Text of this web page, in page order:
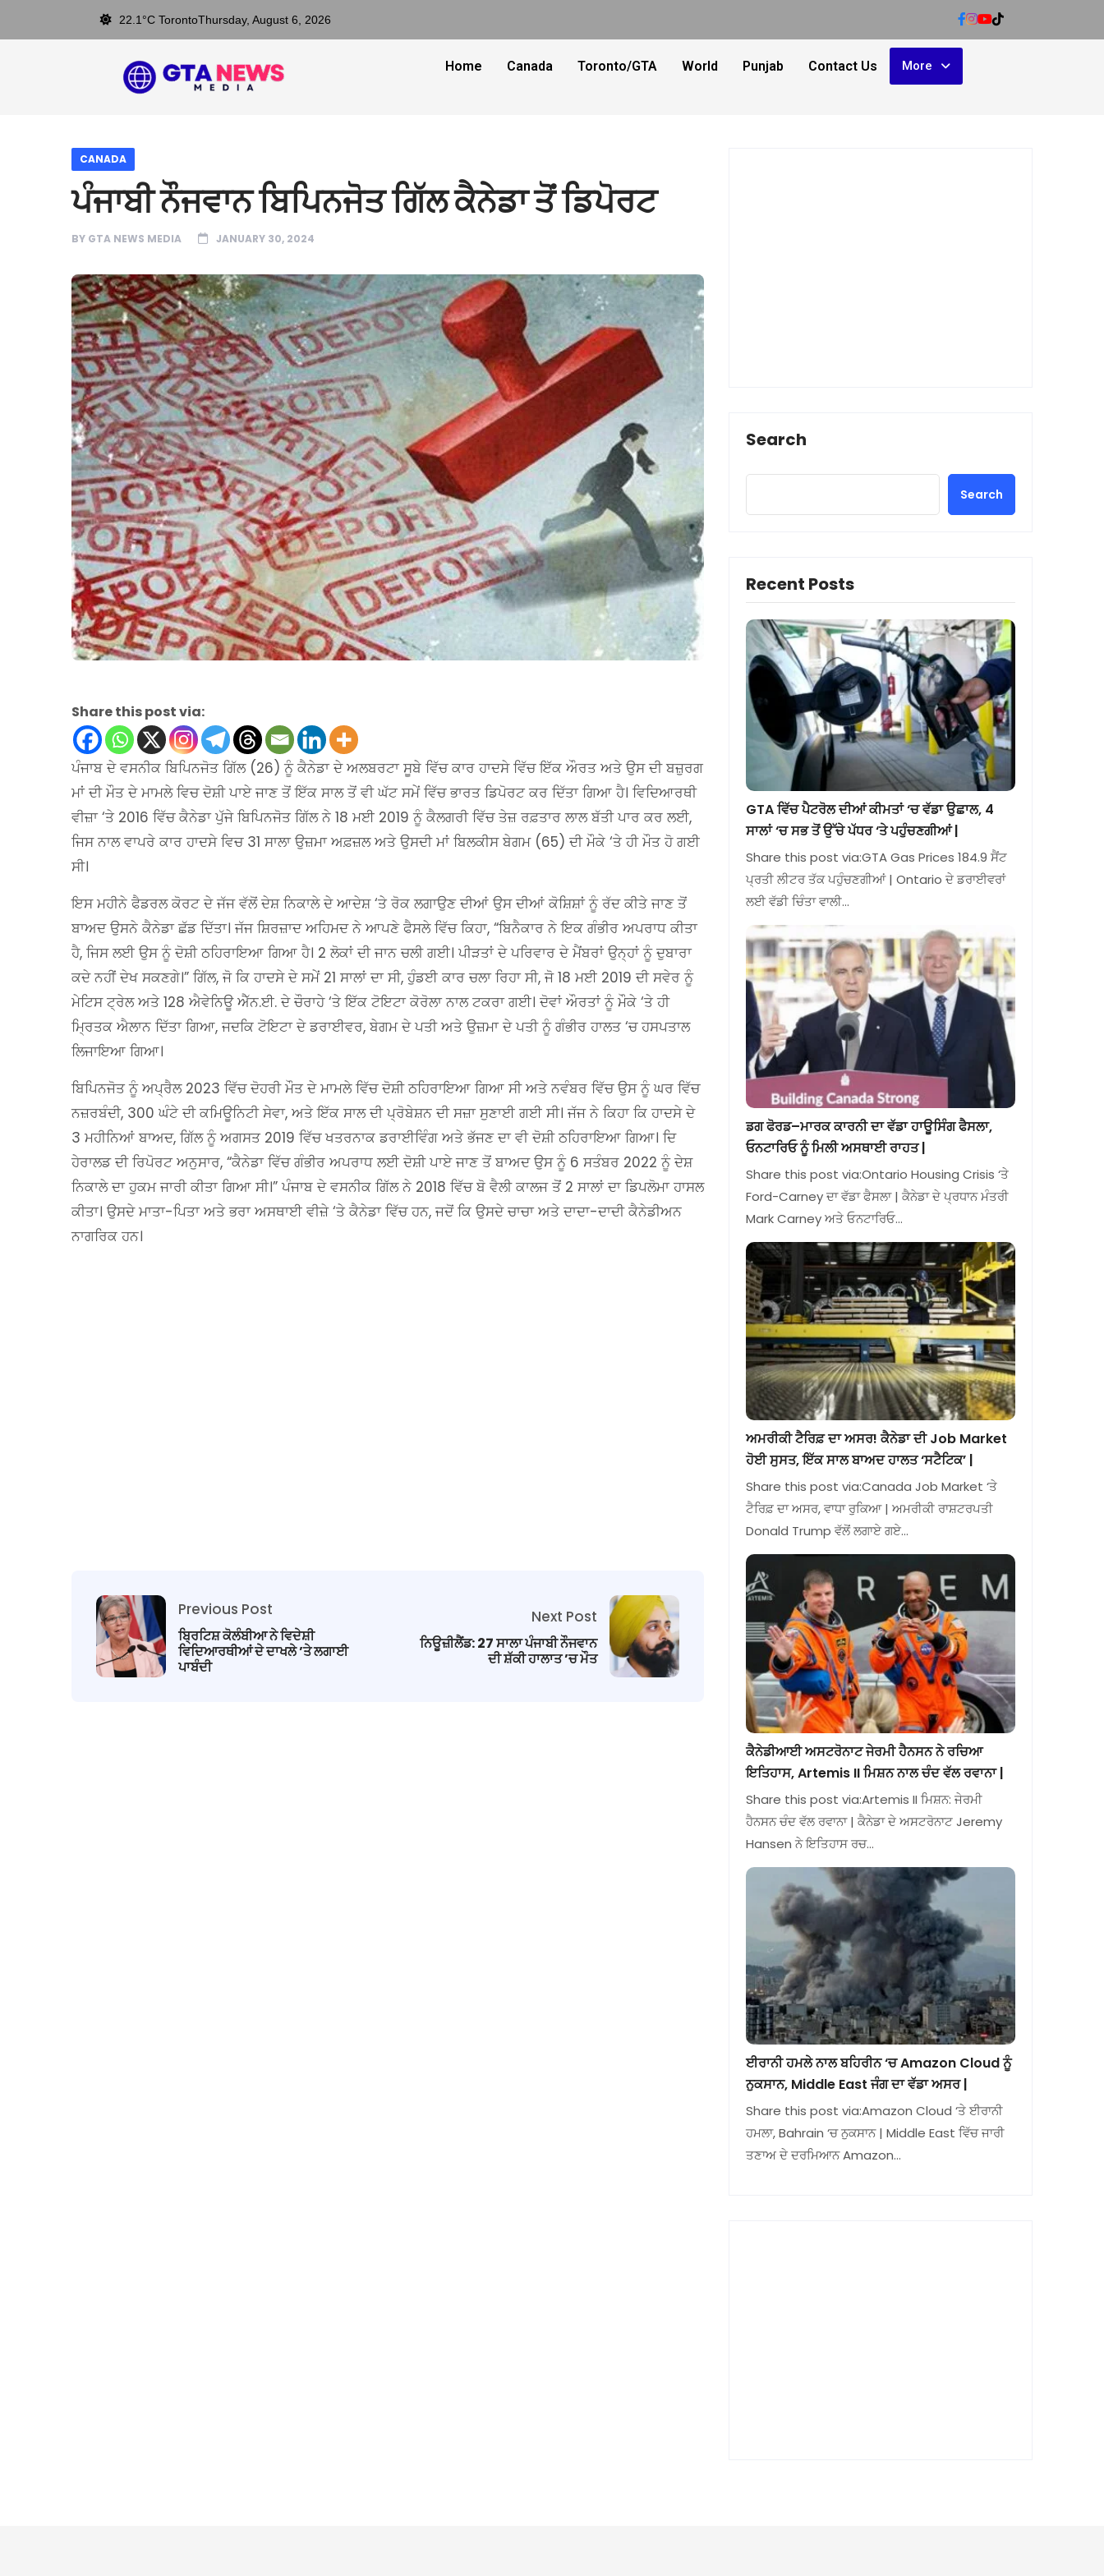
22.1°C TorontoThursday, August 6, 2026
Home Canada Toronto/GTA World Punjab Contact Us More
CANADA
ਪੰਜਾਬੀ ਨੌਜਵਾਨ ਬਿਪਿਨਜੋਤ ਗਿੱਲ ਕੈਨੇਡਾ ਤੋਂ ਡਿਪੋਰਟ
BY GTA NEWS MEDIA JANUARY 30, 2024
Share this post via:
ਪੰਜਾਬ ਦੇ ਵਸਨੀਕ ਬਿਪਿਨਜੋਤ ਗਿੱਲ (26) ਨੂੰ ਕੈਨੇਡਾ ਦੇ ਅਲਬਰਟਾ ਸੂਬੇ ਵਿੱਚ ਕਾਰ ਹਾਦਸੇ ਵਿੱਚ ਇੱਕ ਔਰਤ ਅਤੇ ਉਸ ਦੀ ਬਜ਼ੁਰਗ
ਮਾਂ ਦੀ ਮੌਤ ਦੇ ਮਾਮਲੇ ਵਿਚ ਦੋਸ਼ੀ ਪਾਏ ਜਾਣ ਤੋਂ ਇੱਕ ਸਾਲ ਤੋਂ ਵੀ ਘੱਟ ਸਮੇਂ ਵਿੱਚ ਭਾਰਤ ਡਿਪੋਰਟ ਕਰ ਦਿੱਤਾ ਗਿਆ ਹੈ। ਵਿਦਿਆਰਥੀ
ਵੀਜ਼ਾ ‘ਤੇ 2016 ਵਿੱਚ ਕੈਨੇਡਾ ਪੁੱਜੇ ਬਿਪਿਨਜੋਤ ਗਿੱਲ ਨੇ 18 ਮਈ 2019 ਨੂੰ ਕੈਲਗਰੀ ਵਿੱਚ ਤੇਜ਼ ਰਫ਼ਤਾਰ ਲਾਲ ਬੱਤੀ ਪਾਰ ਕਰ ਲਈ,
ਜਿਸ ਨਾਲ ਵਾਪਰੇ ਕਾਰ ਹਾਦਸੇ ਵਿਚ 31 ਸਾਲਾ ਉਜ਼ਮਾ ਅਫ਼ਜ਼ਲ ਅਤੇ ਉਸਦੀ ਮਾਂ ਬਿਲਕੀਸ ਬੇਗਮ (65) ਦੀ ਮੌਕੇ ‘ਤੇ ਹੀ ਮੌਤ ਹੋ ਗਈ
ਸੀ।
ਇਸ ਮਹੀਨੇ ਫੈਡਰਲ ਕੋਰਟ ਦੇ ਜੱਜ ਵੱਲੋਂ ਦੇਸ਼ ਨਿਕਾਲੇ ਦੇ ਆਦੇਸ਼ ‘ਤੇ ਰੋਕ ਲਗਾਉਣ ਦੀਆਂ ਉਸ ਦੀਆਂ ਕੋਸ਼ਿਸ਼ਾਂ ਨੂੰ ਰੱਦ ਕੀਤੇ ਜਾਣ ਤੋਂ
ਬਾਅਦ ਉਸਨੇ ਕੈਨੇਡਾ ਛੱਡ ਦਿੱਤਾ। ਜੱਜ ਸ਼ਿਰਜ਼ਾਦ ਅਹਿਮਦ ਨੇ ਆਪਣੇ ਫੈਸਲੇ ਵਿੱਚ ਕਿਹਾ, “ਬਿਨੈਕਾਰ ਨੇ ਇਕ ਗੰਭੀਰ ਅਪਰਾਧ ਕੀਤਾ
ਹੈ, ਜਿਸ ਲਈ ਉਸ ਨੂੰ ਦੋਸ਼ੀ ਠਹਿਰਾਇਆ ਗਿਆ ਹੈ। 2 ਲੋਕਾਂ ਦੀ ਜਾਨ ਚਲੀ ਗਈ। ਪੀੜਤਾਂ ਦੇ ਪਰਿਵਾਰ ਦੇ ਮੈਂਬਰਾਂ ਉਨ੍ਹਾਂ ਨੂੰ ਦੁਬਾਰਾ
ਕਦੇ ਨਹੀਂ ਦੇਖ ਸਕਣਗੇ।” ਗਿੱਲ, ਜੋ ਕਿ ਹਾਦਸੇ ਦੇ ਸਮੇਂ 21 ਸਾਲਾਂ ਦਾ ਸੀ, ਹੁੰਡਈ ਕਾਰ ਚਲਾ ਰਿਹਾ ਸੀ, ਜੋ 18 ਮਈ 2019 ਦੀ ਸਵੇਰ ਨੂੰ
ਮੇਟਿਸ ਟ੍ਰੇਲ ਅਤੇ 128 ਐਵੇਨਿਊ ਐੱਨ.ਈ. ਦੇ ਚੌਰਾਹੇ ‘ਤੇ ਇੱਕ ਟੋਇਟਾ ਕੋਰੋਲਾ ਨਾਲ ਟਕਰਾ ਗਈ। ਦੋਵਾਂ ਔਰਤਾਂ ਨੂੰ ਮੌਕੇ ‘ਤੇ ਹੀ
ਮ੍ਰਿਤਕ ਐਲਾਨ ਦਿੱਤਾ ਗਿਆ, ਜਦਕਿ ਟੋਇਟਾ ਦੇ ਡਰਾਈਵਰ, ਬੇਗਮ ਦੇ ਪਤੀ ਅਤੇ ਉਜ਼ਮਾ ਦੇ ਪਤੀ ਨੂੰ ਗੰਭੀਰ ਹਾਲਤ ‘ਚ ਹਸਪਤਾਲ
ਲਿਜਾਇਆ ਗਿਆ।
ਬਿਪਿਨਜੋਤ ਨੂੰ ਅਪ੍ਰੈਲ 2023 ਵਿੱਚ ਦੋਹਰੀ ਮੌਤ ਦੇ ਮਾਮਲੇ ਵਿੱਚ ਦੋਸ਼ੀ ਠਹਿਰਾਇਆ ਗਿਆ ਸੀ ਅਤੇ ਨਵੰਬਰ ਵਿੱਚ ਉਸ ਨੂੰ ਘਰ ਵਿੱਚ
ਨਜ਼ਰਬੰਦੀ, 300 ਘੰਟੇ ਦੀ ਕਮਿਊਨਿਟੀ ਸੇਵਾ, ਅਤੇ ਇੱਕ ਸਾਲ ਦੀ ਪ੍ਰੋਬੇਸ਼ਨ ਦੀ ਸਜ਼ਾ ਸੁਣਾਈ ਗਈ ਸੀ। ਜੱਜ ਨੇ ਕਿਹਾ ਕਿ ਹਾਦਸੇ ਦੇ
3 ਮਹੀਨਿਆਂ ਬਾਅਦ, ਗਿੱਲ ਨੂੰ ਅਗਸਤ 2019 ਵਿੱਚ ਖਤਰਨਾਕ ਡਰਾਈਵਿੰਗ ਅਤੇ ਭੱਜਣ ਦਾ ਵੀ ਦੋਸ਼ੀ ਠਹਿਰਾਇਆ ਗਿਆ। ਦਿ
ਹੇਰਾਲਡ ਦੀ ਰਿਪੋਰਟ ਅਨੁਸਾਰ, “ਕੈਨੇਡਾ ਵਿੱਚ ਗੰਭੀਰ ਅਪਰਾਧ ਲਈ ਦੋਸ਼ੀ ਪਾਏ ਜਾਣ ਤੋਂ ਬਾਅਦ ਉਸ ਨੂੰ 6 ਸਤੰਬਰ 2022 ਨੂੰ ਦੇਸ਼
ਨਿਕਾਲੇ ਦਾ ਹੁਕਮ ਜਾਰੀ ਕੀਤਾ ਗਿਆ ਸੀ।” ਪੰਜਾਬ ਦੇ ਵਸਨੀਕ ਗਿੱਲ ਨੇ 2018 ਵਿੱਚ ਬੋ ਵੈਲੀ ਕਾਲਜ ਤੋਂ 2 ਸਾਲਾਂ ਦਾ ਡਿਪਲੋਮਾ ਹਾਸਲ
ਕੀਤਾ। ਉਸਦੇ ਮਾਤਾ-ਪਿਤਾ ਅਤੇ ਭਰਾ ਅਸਥਾਈ ਵੀਜ਼ੇ ‘ਤੇ ਕੈਨੇਡਾ ਵਿੱਚ ਹਨ, ਜਦੋਂ ਕਿ ਉਸਦੇ ਚਾਚਾ ਅਤੇ ਦਾਦਾ-ਦਾਦੀ ਕੈਨੇਡੀਅਨ
ਨਾਗਰਿਕ ਹਨ।
Previous Post
ਬ੍ਰਿਟਿਸ਼ ਕੋਲੰਬੀਆ ਨੇ ਵਿਦੇਸ਼ੀ
ਵਿਦਿਆਰਥੀਆਂ ਦੇ ਦਾਖਲੇ ’ਤੇ ਲਗਾਈ
ਪਾਬੰਦੀ
Next Post
ਨਿਊਜ਼ੀਲੈਂਡ: 27 ਸਾਲਾ ਪੰਜਾਬੀ ਨੌਜਵਾਨ
ਦੀ ਸ਼ੱਕੀ ਹਾਲਾਤ ’ਚ ਮੌਤ
Search
Search
Recent Posts
GTA ਵਿੱਚ ਪੈਟਰੋਲ ਦੀਆਂ ਕੀਮਤਾਂ ‘ਚ ਵੱਡਾ ਉਛਾਲ, 4
ਸਾਲਾਂ ‘ਚ ਸਭ ਤੋਂ ਉੱਚੇ ਪੱਧਰ ‘ਤੇ ਪਹੁੰਚਣਗੀਆਂ |
Share this post via:GTA Gas Prices 184.9 ਸੈਂਟ
ਪ੍ਰਤੀ ਲੀਟਰ ਤੱਕ ਪਹੁੰਚਣਗੀਆਂ | Ontario ਦੇ ਡਰਾਈਵਰਾਂ
ਲਈ ਵੱਡੀ ਚਿੰਤਾ ਵਾਲੀ…
ਡਗ ਫੋਰਡ–ਮਾਰਕ ਕਾਰਨੀ ਦਾ ਵੱਡਾ ਹਾਊਸਿੰਗ ਫੈਸਲਾ,
ਓਨਟਾਰਿਓ ਨੂੰ ਮਿਲੀ ਅਸਥਾਈ ਰਾਹਤ |
Share this post via:Ontario Housing Crisis ‘ਤੇ
Ford-Carney ਦਾ ਵੱਡਾ ਫੈਸਲਾ | ਕੈਨੇਡਾ ਦੇ ਪ੍ਰਧਾਨ ਮੰਤਰੀ
Mark Carney ਅਤੇ ਓਨਟਾਰਿਓ…
ਅਮਰੀਕੀ ਟੈਰਿਫ਼ ਦਾ ਅਸਰ! ਕੈਨੇਡਾ ਦੀ Job Market
ਹੋਈ ਸੁਸਤ, ਇੱਕ ਸਾਲ ਬਾਅਦ ਹਾਲਤ ‘ਸਟੈਟਿਕ’ |
Share this post via:Canada Job Market ‘ਤੇ
ਟੈਰਿਫ਼ ਦਾ ਅਸਰ, ਵਾਧਾ ਰੁਕਿਆ | ਅਮਰੀਕੀ ਰਾਸ਼ਟਰਪਤੀ
Donald Trump ਵੱਲੋਂ ਲਗਾਏ ਗਏ…
ਕੈਨੇਡੀਆਈ ਅਸਟਰੋਨਾਟ ਜੇਰਮੀ ਹੈਨਸਨ ਨੇ ਰਚਿਆ
ਇਤਿਹਾਸ, Artemis II ਮਿਸ਼ਨ ਨਾਲ ਚੰਦ ਵੱਲ ਰਵਾਨਾ |
Share this post via:Artemis II ਮਿਸ਼ਨ: ਜੇਰਮੀ
ਹੈਨਸਨ ਚੰਦ ਵੱਲ ਰਵਾਨਾ | ਕੈਨੇਡਾ ਦੇ ਅਸਟਰੋਨਾਟ Jeremy
Hansen ਨੇ ਇਤਿਹਾਸ ਰਚ…
ਈਰਾਨੀ ਹਮਲੇ ਨਾਲ ਬਹਿਰੀਨ ‘ਚ Amazon Cloud ਨੂੰ
ਨੁਕਸਾਨ, Middle East ਜੰਗ ਦਾ ਵੱਡਾ ਅਸਰ |
Share this post via:Amazon Cloud ‘ਤੇ ਈਰਾਨੀ
ਹਮਲਾ, Bahrain ‘ਚ ਨੁਕਸਾਨ | Middle East ਵਿੱਚ ਜਾਰੀ
ਤਣਾਅ ਦੇ ਦਰਮਿਆਨ Amazon…